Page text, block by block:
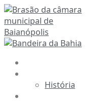
Ir
para
o
conteúdo
História